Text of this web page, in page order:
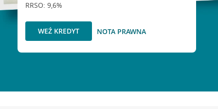
RRSO: 9,6%
WEŹ KREDYT NOTA PRAWNA